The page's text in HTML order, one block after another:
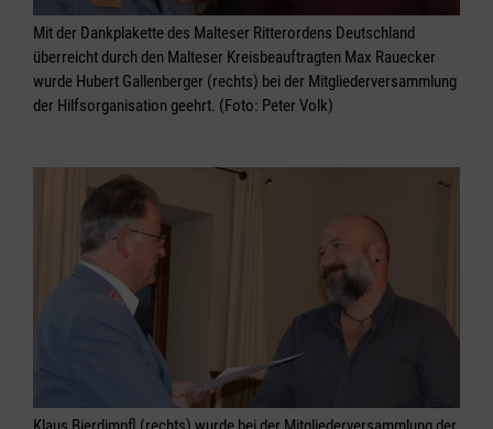
Mit der Dankplakette des Malteser Ritterordens Deutschland
überreicht durch den Malteser Kreisbeauftragten Max Rauecker
wurde Hubert Gallenberger (rechts) bei der Mitgliederversammlung
der Hilfsorganisation geehrt. (Foto: Peter Volk)